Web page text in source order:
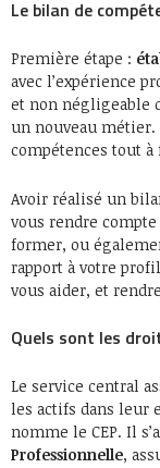
Le bilan de
Première étape :
avec l’expérience
et non négligeable
un nouveau
compétences tout
Avoir réalisé un
vous rendre
former, ou
rapport à votre
vous aider, et
Quels sont les
Le service central
les actifs dans leur
nomme le CEP. Il
Professionnelle,